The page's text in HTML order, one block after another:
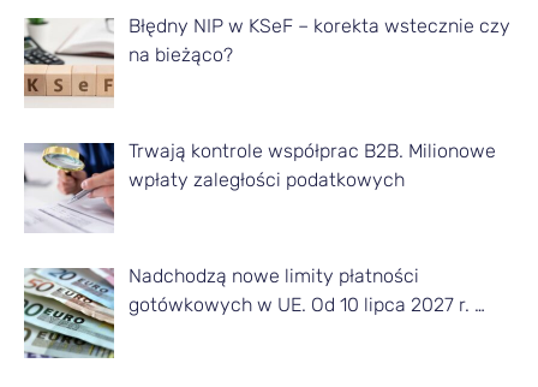
Błędny NIP w KSeF – korekta wstecznie czy
na bieżąco?
Trwają kontrole współprac B2B. Milionowe
wpłaty zaległości podatkowych
Nadchodzą nowe limity płatności
gotówkowych w UE. Od 10 lipca 2027 r. …
ł
y
z
d
a
n
g
o